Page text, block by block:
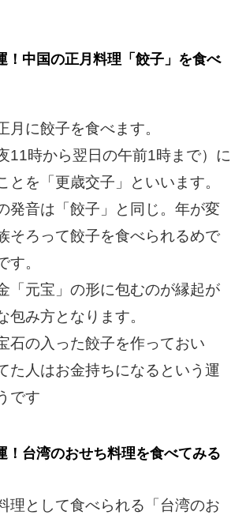
！中国の正月料理「餃子」を食べ
月に餃子を食べます。
11時から翌日の午前1時まで）に
とを「更歳交子」といいます。
発音は「餃子」と同じ。年が変
そろって餃子を食べられるめで
す。
「元宝」の形に包むのが縁起が
包み方となります。
石の入った餃子を作っておい
た人はお金持ちになるという運
です
！台湾のおせち料理を食べてみる
理として食べられる「台湾のお